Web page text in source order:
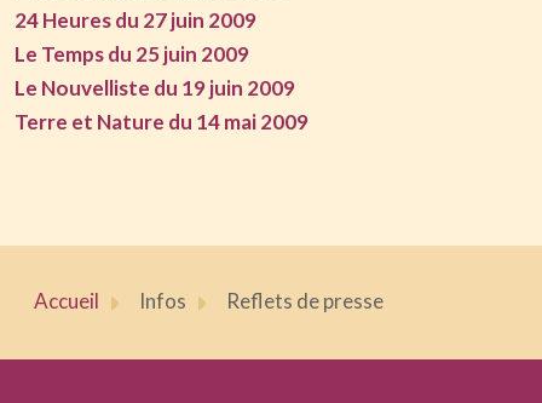
24 Heures du 27 juin 2009
Le Temps du 25 juin 2009
Le Nouvelliste du 19 juin 2009
Terre et Nature du 14 mai 2009
Accueil Infos Reflets de presse